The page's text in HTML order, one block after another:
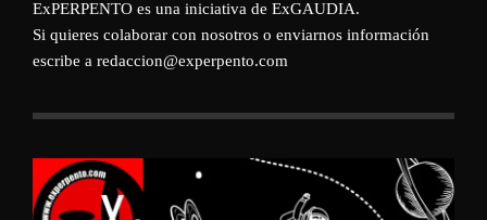
ExPERPENTO es una iniciativa de ExGAUDIA.
Si quieres colaborar con nosotros o enviarnos información
escribe a redaccion@experpento.com